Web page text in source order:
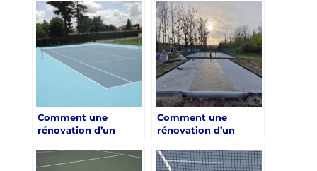
d’un terrain de tennis
en béton poreux à
Paris ?
experts pour la
rénovation d’un
terrain de tennis en
béton poreux à Paris
?
Comment une
rénovation d’un
béton poreux à Paris
peut-elle contribuer
Comment une
rénovation d’un
béton poreux à Paris
peut-elle contribuer